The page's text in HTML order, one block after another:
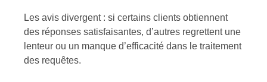
Les avis divergent : si certains clients obtiennent
des réponses satisfaisantes, d’autres regrettent une
lenteur ou un manque d’efficacité dans le traitement
des requêtes.